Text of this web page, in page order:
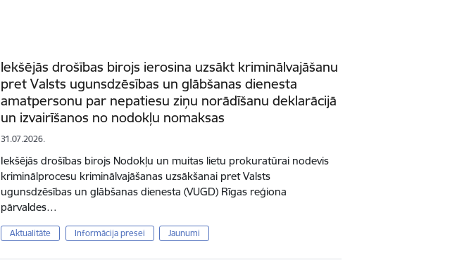
Iekšējās drošības birojs ierosina uzsākt kriminālvajāšanu
pret Valsts ugunsdzēsības un glābšanas dienesta
amatpersonu par nepatiesu ziņu norādīšanu deklarācijā
un izvairīšanos no nodokļu nomaksas
31.07.2026.
Iekšējās drošības birojs Nodokļu un muitas lietu prokuratūrai nodevis
kriminālprocesu kriminālvajāšanas uzsākšanai pret Valsts
ugunsdzēsības un glābšanas dienesta (VUGD) Rīgas reģiona
pārvaldes…
Aktualitāte Informācija presei Jaunumi